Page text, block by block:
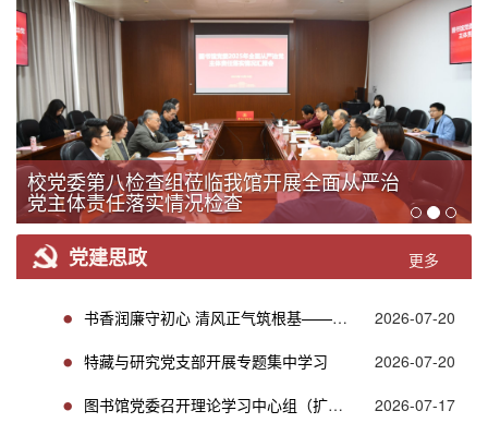
校党委第八检查组莅临我馆开展全面从严治
党主体责任落实情况检查
党建思政
更多
书香润廉守初心 清风正气筑根基——读者服务党支部开展廉洁文...
2026-07-20
特藏与研究党支部开展专题集中学习
2026-07-20
图书馆党委召开理论学习中心组（扩大）学习会
2026-07-17